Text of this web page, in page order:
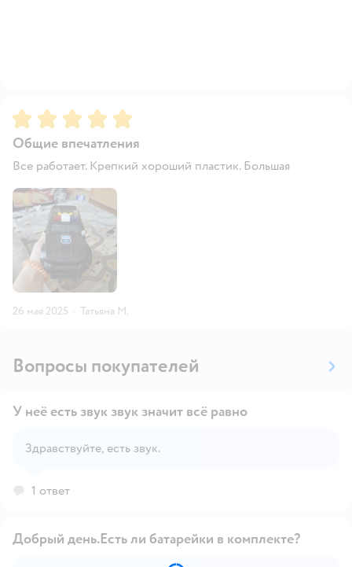
Рейтинг:5
Общие впечатления
Все работает. Крепкий хороший пластик. Большая
26 мая 2025 · Татьяна М.
Вопросы покупателей
У неё есть звук звук значит всё равно
Здравствуйте, есть звук.
1 ответ
Добрый день.Есть ли батарейки в комплекте?